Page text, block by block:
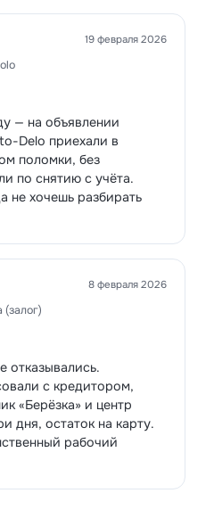
19 февраля 2026
— на объявлении
Delo приехали в
поломки, без
по снятию с учёта.
не хочешь разбирать
8 февраля 2026
отказывались.
с кредитором,
«Берёзка» и центр
дня, остаток на карту.
рабочий